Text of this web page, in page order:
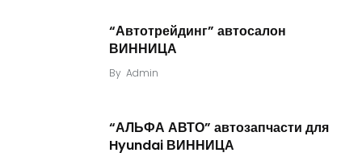
“Автотрейдинг” автосалон
ВИННИЦА
By Admin
“АЛЬФА АВТО” автозапчасти для
Hyundai ВИННИЦА